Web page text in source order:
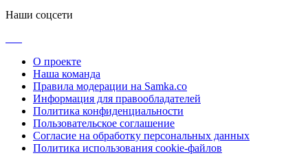
Наши соцсети
О проекте
Наша команда
Правила модерации на Samka.co
Информация для правообладателей
Политика конфиденциальности
Пользовательское соглашение
Согласие на обработку персональных данных
Политика использования cookie-файлов